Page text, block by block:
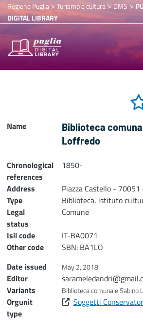
Regione Puglia> Turismo e cultura>DMS >
DIGITAL LIBRARY
Name
Biblioteca
Loffredo
Chronological
references
1850-
Address
Piazza Castello -
Type
Biblioteca, istituto
Legal
status
Comune
Isil code
IT-BA0071
Other code
SBN: BA1LO
Date issued
May 2, 2018
Editor
Variants
Biblioteca comunale Sabino
Orgunit
type
Soggetti